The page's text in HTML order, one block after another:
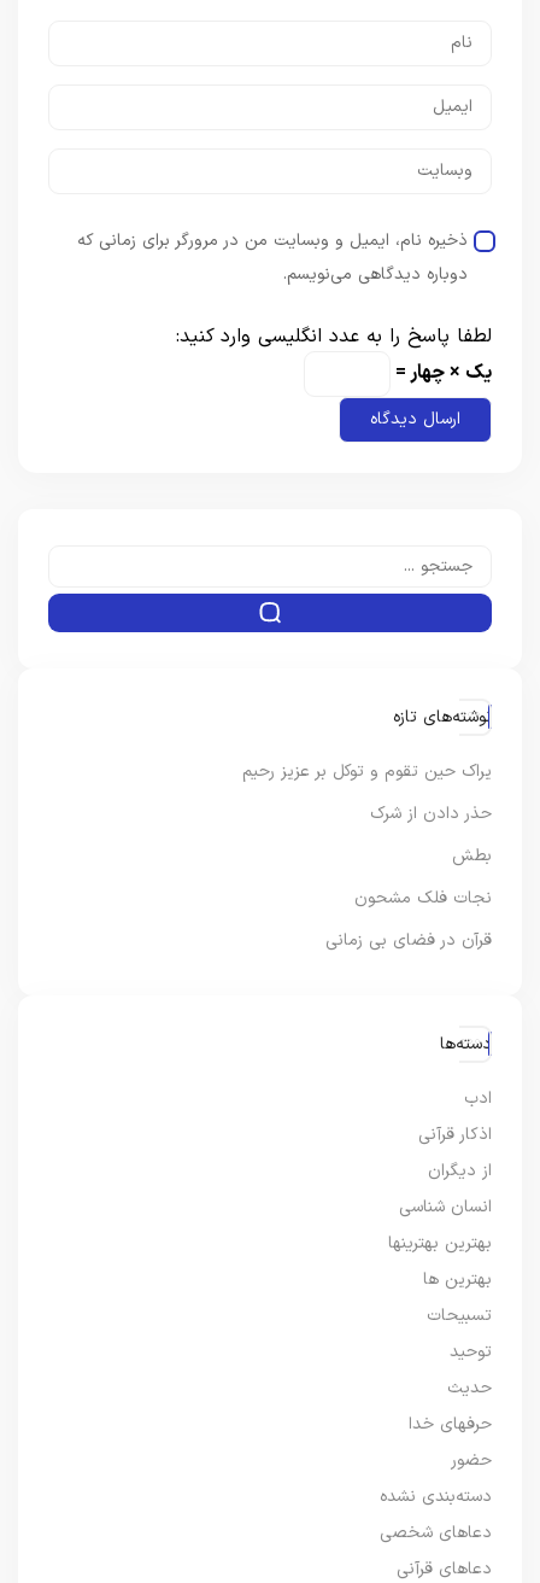
ذخیره نام، ایمیل و وبسایت من در مرورگر برای زمانی که
دوباره دیدگاهی می‌نویسم.
لطفا پاسخ را به عدد انگلیسی وارد کنید:
یک × چهار =
نوشته‌های تازه
یراک حین تقوم و توکل بر عزیز رحیم
حذر دادن از شرک
بطش
نجات فلک مشحون
قرآن در فضای بی زمانی
دسته‌ها
ادب
اذکار قرآنی
از دیگران
انسان شناسی
بهترین بهترینها
بهترین ها
تسبیحات
توحید
حدیث
حرفهای خدا
حضور
دسته‌بندی نشده
دعاهای شخصی
دعاهای قرآنی